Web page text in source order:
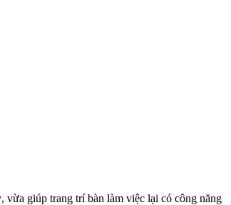
giúp trang trí bàn làm việc lại có công năng